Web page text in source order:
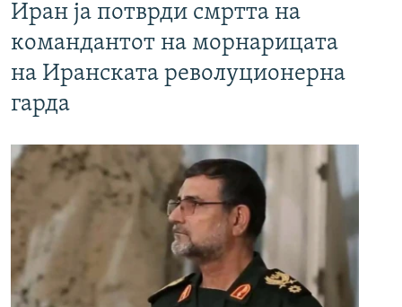
Иран ја потврди смртта на
командантот на морнарицата
на Иранската револуционерна
гарда